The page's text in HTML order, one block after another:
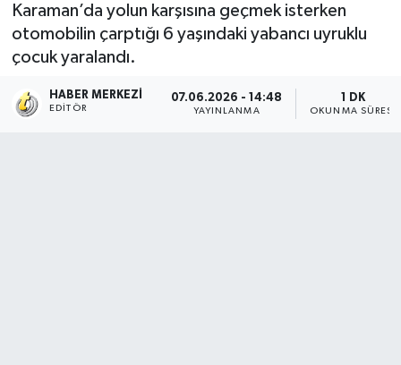
Karaman’da yolun karşısına geçmek isterken
otomobilin çarptığı 6 yaşındaki yabancı uyruklu
çocuk yaralandı.
HABER MERKEZI
EDITÖR
07.06.2026 - 14:48
YAYINLANMA
1 DK
OKUNMA SÜRESI